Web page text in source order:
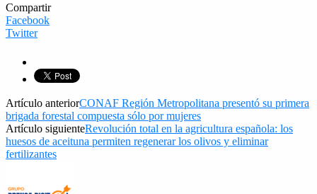
Compartir
Facebook
Twitter
Artículo anteriorCONAF Región Metropolitana presentó su primera
brigada forestal compuesta sólo por mujeres
Artículo siguienteRevolución total en la agricultura española: los
huesos de aceituna permiten regenerar los olivos y eliminar
fertilizantes